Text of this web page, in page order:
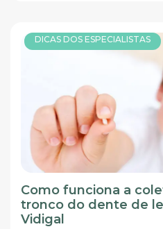
DICAS DOS ESPECIALISTAS
Como funciona a
tronco do dente de
Vidigal